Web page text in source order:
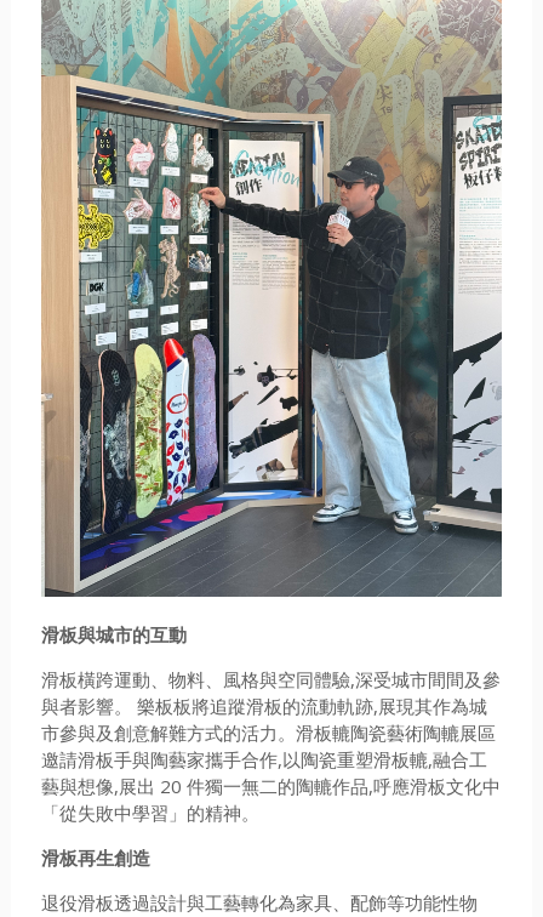
滑板與城市的互動
滑板橫跨運動、物料、風格與空同體驗,深受城市間間及參
與者影響。 樂板板將追蹤滑板的流動軌跡,展現其作為城
市參與及創意解難方式的活力。滑板轆陶瓷藝術陶轆展區
邀請滑板手與陶藝家攜手合作,以陶瓷重塑滑板轆,融合工
藝與想像,展出 20 件獨一無二的陶轆作品,呼應滑板文化中
「從失敗中學習」的精神。
滑板再生創造
退役滑板透過設計與工藝轉化為家具、配飾等功能性物